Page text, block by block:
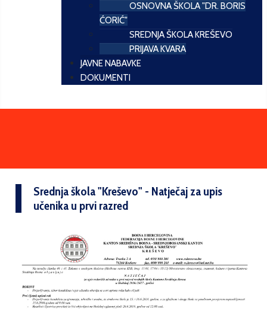
OSNOVNA ŠKOLA "DR. BORIS
ĆORIĆ"
SREDNJA ŠKOLA KREŠEVO
PRIJAVA KVARA
JAVNE NABAVKE
DOKUMENTI
Srednja škola "Kreševo" - Natječaj za upis
učenika u prvi razred